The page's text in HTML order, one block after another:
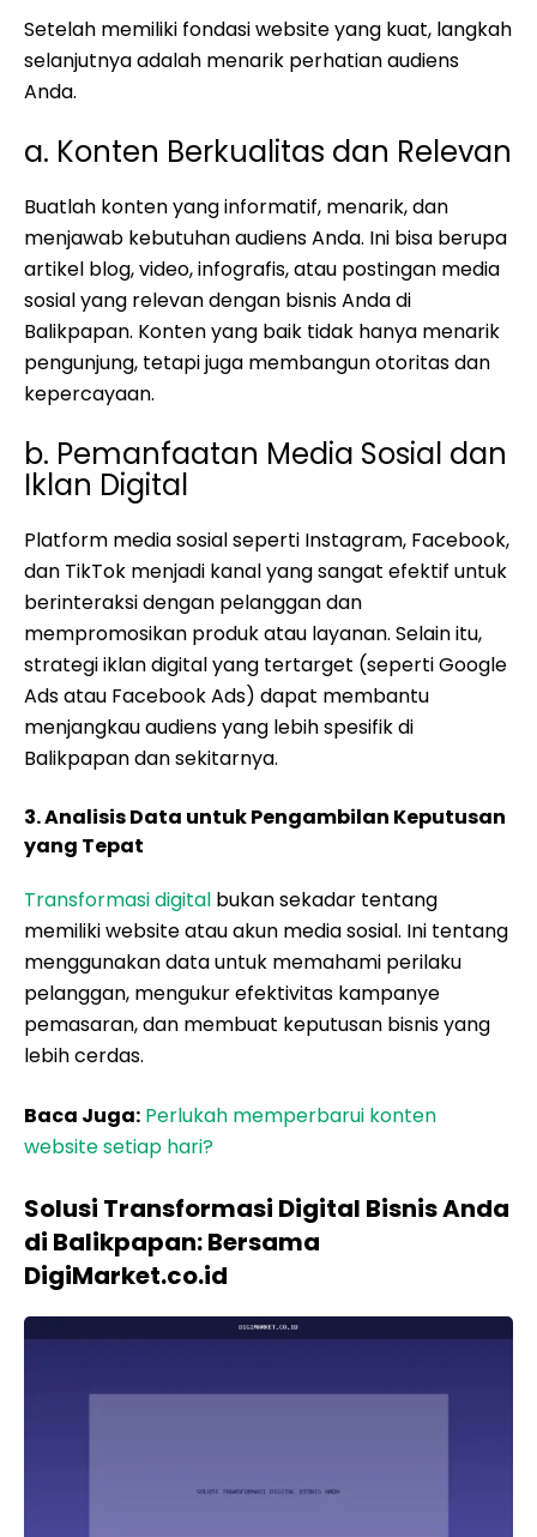
Setelah memiliki fondasi website yang kuat, langkah
selanjutnya adalah menarik perhatian audiens
Anda.
a. Konten Berkualitas dan Relevan
Buatlah konten yang informatif, menarik, dan
menjawab kebutuhan audiens Anda. Ini bisa berupa
artikel blog, video, infografis, atau postingan media
sosial yang relevan dengan bisnis Anda di
Balikpapan. Konten yang baik tidak hanya menarik
pengunjung, tetapi juga membangun otoritas dan
kepercayaan.
b. Pemanfaatan Media Sosial dan
Iklan Digital
Platform media sosial seperti Instagram, Facebook,
dan TikTok menjadi kanal yang sangat efektif untuk
berinteraksi dengan pelanggan dan
mempromosikan produk atau layanan. Selain itu,
strategi iklan digital yang tertarget (seperti Google
Ads atau Facebook Ads) dapat membantu
menjangkau audiens yang lebih spesifik di
Balikpapan dan sekitarnya.
3. Analisis Data untuk Pengambilan Keputusan
yang Tepat
Transformasi digital bukan sekadar tentang
memiliki website atau akun media sosial. Ini tentang
menggunakan data untuk memahami perilaku
pelanggan, mengukur efektivitas kampanye
pemasaran, dan membuat keputusan bisnis yang
lebih cerdas.
Baca Juga: Perlukah memperbarui konten
website setiap hari?
Solusi Transformasi Digital Bisnis Anda
di Balikpapan: Bersama
DigiMarket.co.id